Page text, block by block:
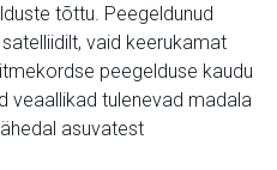
tõttu. Peegeldunud
vaid keerukamat
peegelduse kaudu
veaallikad tulenevad madala
asuvatest